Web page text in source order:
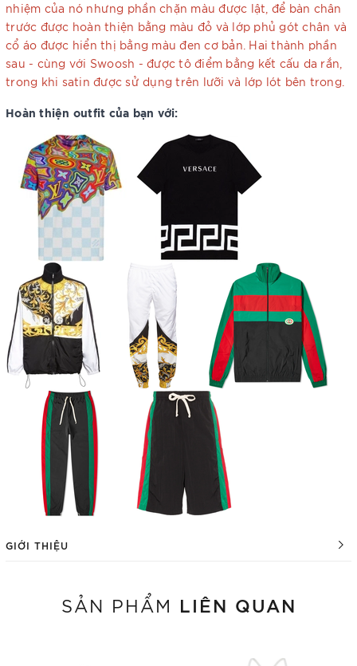
nhiệm của nó nhưng phần chặn màu được lật, để bàn chân
trước được hoàn thiện bằng màu đỏ và lớp phủ gót chân và
cổ áo được hiển thị bằng màu đen cơ bản. Hai thành phần
sau - cùng với Swoosh - được tô điểm bằng kết cấu da rắn,
trong khi satin được sử dụng trên lưỡi và lớp lót bên trong.
Hoàn thiện outfit của bạn với:
GIỚI THIỆU
SẢN PHẨM LIÊN QUAN